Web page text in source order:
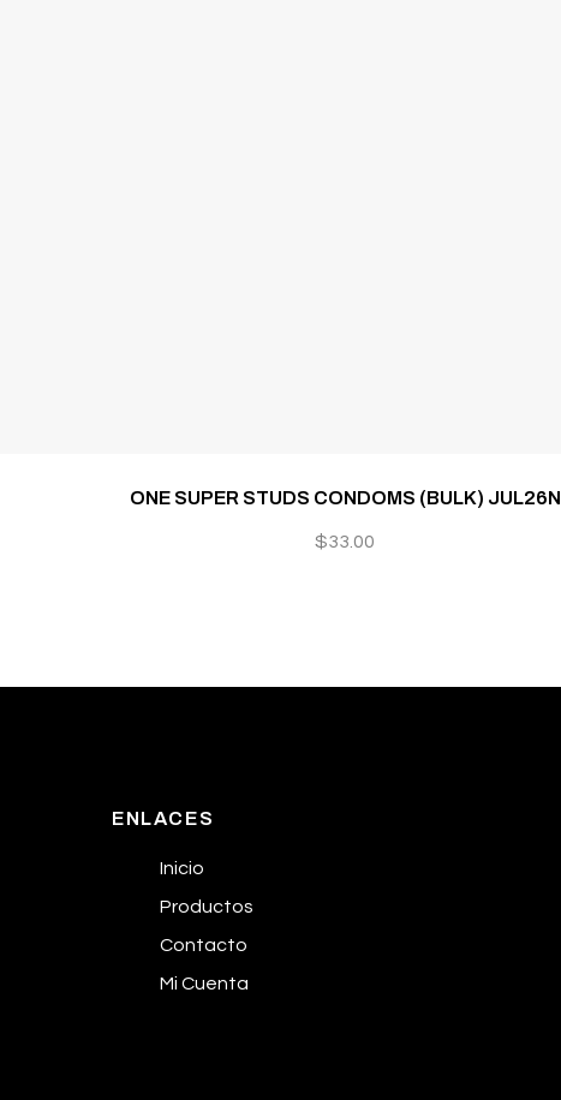
ONE SUPER STUDS CONDOMS (BULK) JUL26N
$33.00
ENLACES
Inicio
Productos
Contacto
Mi Cuenta